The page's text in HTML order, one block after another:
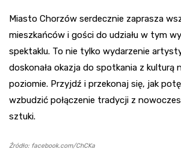
Miasto Chorzów serdecznie zaprasza
mieszkańców i gości do udziału w tym
spektaklu. To nie tylko wydarzenie
doskonała okazja do spotkania z kulturą
poziomie. Przyjdź i przekonaj się, jak
wzbudzić połączenie tradycji z
sztuki.
Źródło: facebook.com/ChCKa